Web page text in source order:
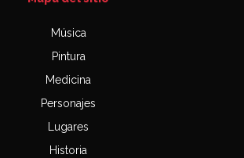
Música
Pintura
Medicina
Personajes
Lugares
Historia